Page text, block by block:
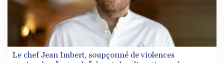
Le chef Jean Imbert, soupçonné de violences